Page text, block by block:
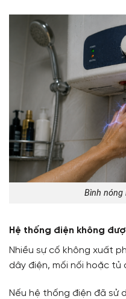
Bình nóng
Hệ thống điện không
Nhiều sự cố không xuất
dây điện, mối nối hoặc tủ
Nếu hệ thống điện đã sử